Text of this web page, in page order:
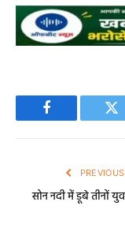
Facebook
सोन नदी में डूबे तीनों